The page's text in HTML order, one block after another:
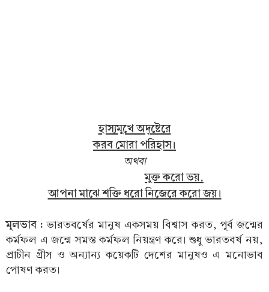
হাস্যমুখে অদৃষ্টেরে
করব মোরা পরিহাস।
অথবা
মুক্ত করো ভয়,
আপনা মাঝে শক্তি ধরো নিজেরে করো জয়।
মূলভাব : ভারতবর্ষের মানুষ একসময় বিশ্বাস করত, পূর্ব জন্মের
কর্মফল এ জন্মে সমস্ত কর্মফল নিয়ন্ত্রণ করে। শুধু ভারতবর্ষ নয়,
প্রাচীন গ্রীস ও অন্যান্য কয়েকটি দেশের মানুষও এ মনোভাব
পোষণ করত।